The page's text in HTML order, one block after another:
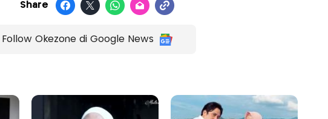
Share
Follow Okezone di Google News